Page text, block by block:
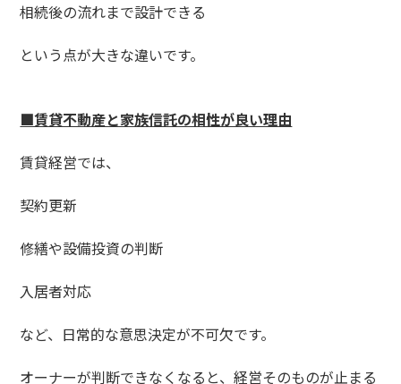
相続後の流れまで設計できる
という点が大きな違いです。
■賃貸不動産と家族信託の相性が良い理由
賃貸経営では、
契約更新
修繕や設備投資の判断
入居者対応
など、日常的な意思決定が不可欠です。
オーナーが判断できなくなると、経営そのものが止まる